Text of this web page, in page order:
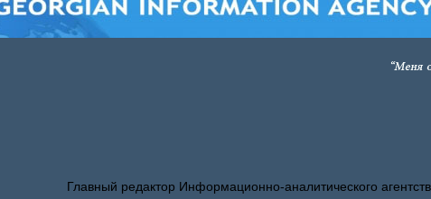
Главный редактор Информационно-аналитического